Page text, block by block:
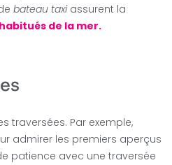
bateau taxiassurent la
habitués de la mer.
traversées. Par exemple,
admirer les premiers aperçus
patience avec une traversée